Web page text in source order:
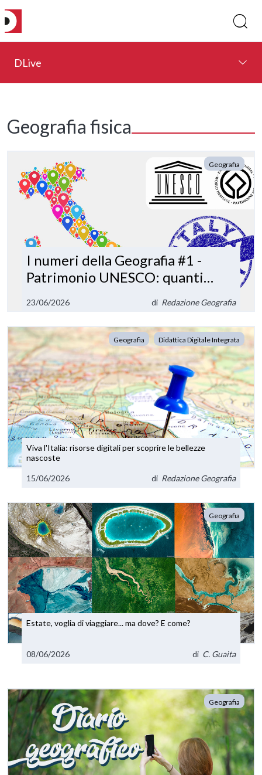
DLive
Geografia fisica
Geografia
I numeri della Geografia #1 -
Patrimonio UNESCO: quanti
23/06/2026 di Redazione Geografia
Geografia Didattica Digitale Integrata
Viva l'Italia: risorse digitali per scoprire le bellezze
nascoste
15/06/2026 di Redazione Geografia
Geografia
Estate, voglia di viaggiare... ma dove? E come?
08/06/2026 di C. Guaita
Geografia